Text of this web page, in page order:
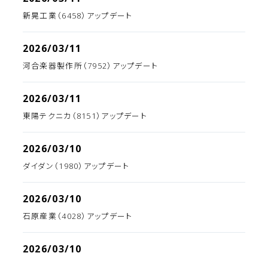
新晃工業（6458）アップデート
2026/03/11
河合楽器製作所（7952）アップデート
2026/03/11
東陽テクニカ（8151）アップデート
2026/03/10
ダイダン（1980）アップデート
2026/03/10
石原産業（4028）アップデート
2026/03/10